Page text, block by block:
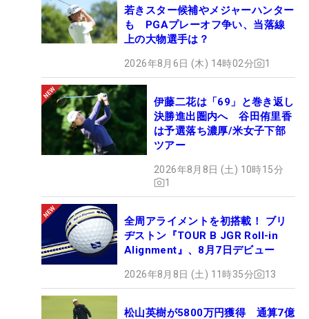
若きスター候補やメジャーハンター
も PGAプレーオフ争い、当落線
上の大物選手は？
2026年8月6日 (木) 14時02分 1
伊藤二花は「69」と巻き返し
決勝進出圏内へ 谷田侑里香
は予選落ち濃厚/米女子下部
ツアー
2026年8月8日 (土) 10時15分
1
全周アライメントを初搭載！ ブリ
ヂストン『TOUR B JGR Roll-in
Alignment』、8月7日デビュー
2026年8月8日 (土) 11時35分 13
松山英樹が5800万円獲得 通算7億